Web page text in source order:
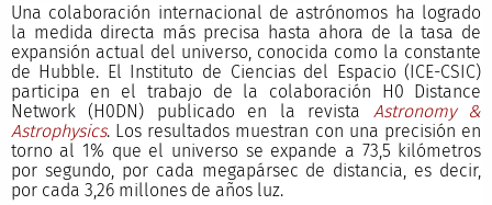
Una colaboración internacional de astrónomos ha logrado
la medida directa más precisa hasta ahora de la tasa de
expansión actual del universo, conocida como la constante
de Hubble. El Instituto de Ciencias del Espacio (ICE-CSIC)
participa en el trabajo de la colaboración H0 Distance
Network (H0DN) publicado en la revista Astronomy &
Astrophysics. Los resultados muestran con una precisión en
torno al 1% que el universo se expande a 73,5 kilómetros
por segundo, por cada megapársec de distancia, es decir,
por cada 3,26 millones de años luz.